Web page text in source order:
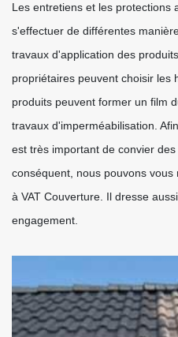
Les entretiens et les protections
s'effectuer de différentes
travaux d'application des
propriétaires peuvent choisir les
produits peuvent former un film
travaux d'imperméabilisation.
est très important de convier
conséquent, nous pouvons
à VAT Couverture. Il dresse
engagement.